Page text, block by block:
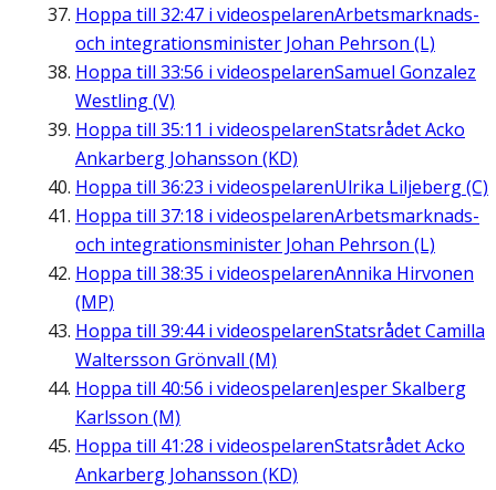
Hoppa till 32:47 i videospelarenArbetsmarknads-
och integrationsminister Johan Pehrson (L)
Hoppa till 33:56 i videospelarenSamuel Gonzalez
Westling (V)
Hoppa till 35:11 i videospelarenStatsrådet Acko
Ankarberg Johansson (KD)
Hoppa till 36:23 i videospelarenUlrika Liljeberg (C)
Hoppa till 37:18 i videospelarenArbetsmarknads-
och integrationsminister Johan Pehrson (L)
Hoppa till 38:35 i videospelarenAnnika Hirvonen
(MP)
Hoppa till 39:44i videospelarenStatsrådet Camilla
Waltersson Grönvall (M)
Hoppa till 40:56 i videospelarenJesper Skalberg
Karlsson (M)
Hoppa till 41:28 i videospelarenStatsrådet Acko
Ankarberg Johansson (KD)